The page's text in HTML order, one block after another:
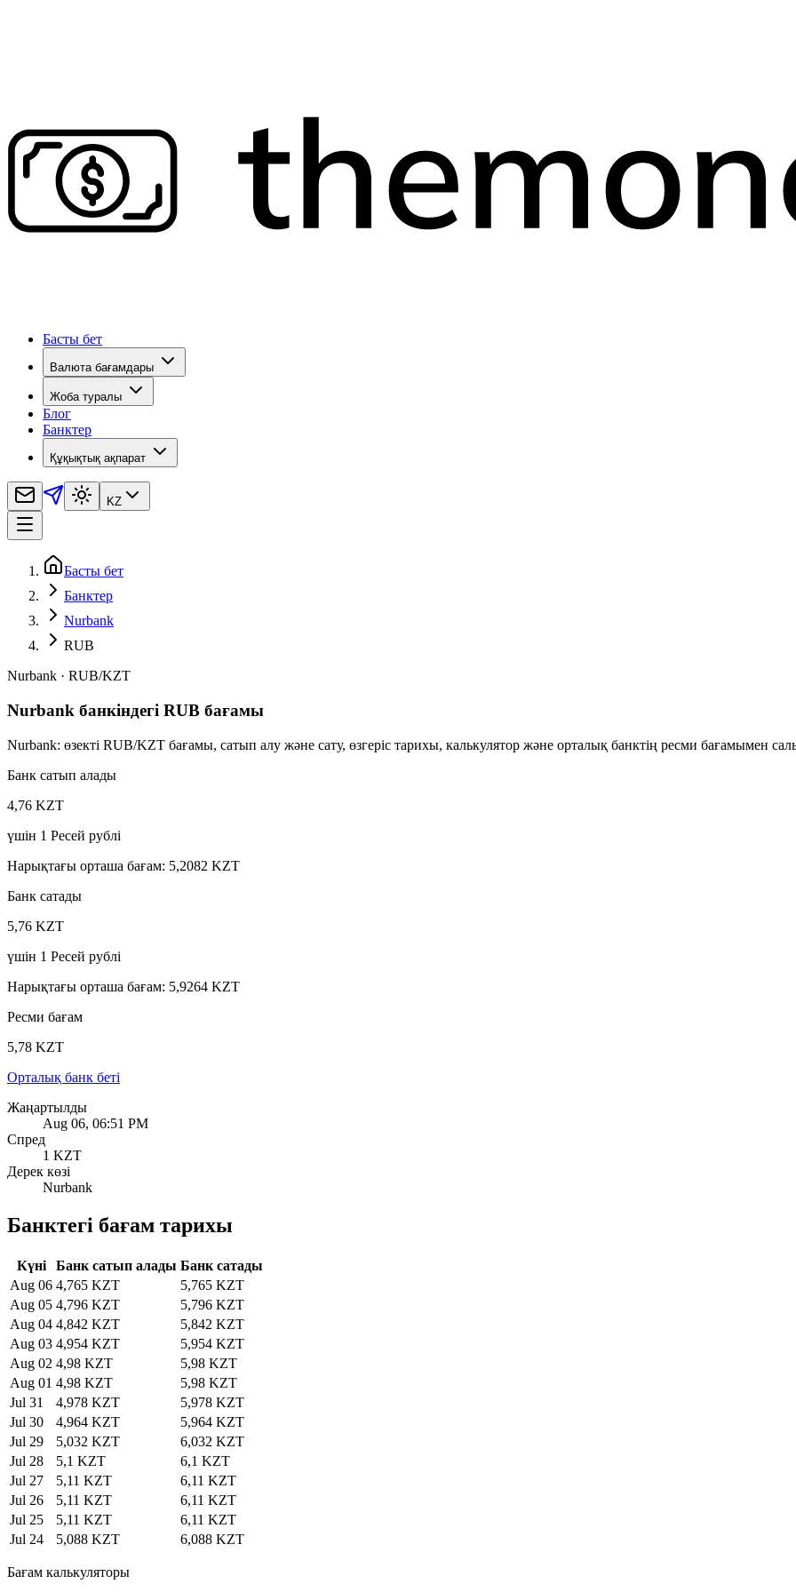
Басты бет
Валюта бағамдары
Жоба туралы
Блог
Банктер
Құқықтық ақпарат
KZ
Басты бет
Банктер
Nurbank
RUB
Nurbank · RUB/KZT
Nurbank банкіндегі RUB бағамы
Nurbank: өзекті RUB/KZT бағамы, сатып алу және сату, өзгеріс тарихы, калькулятор және орталық банктің ресми бағамымен
Банк сатып алады
4,76 KZT
үшін 1 Ресей рублі
Нарықтағы орташа бағам: 5,2082 KZT
Банк сатады
5,76 KZT
үшін 1 Ресей рублі
Нарықтағы орташа бағам: 5,9264 KZT
Ресми бағам
5,78 KZT
Орталық банк беті
Жаңартылды
Aug 06, 06:51 PM
Спред
1 KZT
Дерек көзі
Nurbank
Банктегі бағам тарихы
Күні Банк сатып алады Банк сатады
Aug 06 4,765 KZT
5,765 KZT
Aug 05 4,796 KZT
5,796 KZT
Aug 04 4,842 KZT
5,842 KZT
Aug 03 4,954 KZT
5,954 KZT
Aug 02 4,98 KZT
5,98 KZT
Aug 01 4,98 KZT
5,98 KZT
Jul 31
4,978 KZT
5,978 KZT
Jul 30
4,964 KZT
5,964 KZT
Jul 29
5,032 KZT
6,032 KZT
Jul 28
5,1 KZT
6,1 KZT
Jul 27
5,11 KZT
6,11 KZT
Jul 26
5,11 KZT
6,11 KZT
Jul 25
5,11 KZT
6,11 KZT
Jul 24
5,088 KZT 6,088 KZT
Бағам калькуляторы